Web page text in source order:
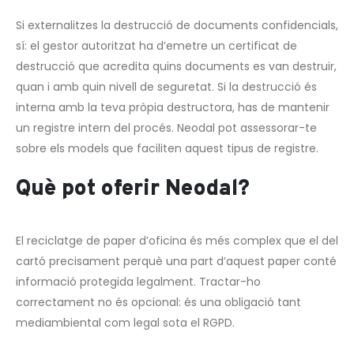
Si externalitzes la destrucció de documents confidencials,
sí: el gestor autoritzat ha d’emetre un certificat de
destrucció que acredita quins documents es van destruir,
quan i amb quin nivell de seguretat. Si la destrucció és
interna amb la teva pròpia destructora, has de mantenir
un registre intern del procés. Neodal pot assessorar-te
sobre els models que faciliten aquest tipus de registre.
Què pot oferir Neodal?
El reciclatge de paper d’oficina és més complex que el del
cartó precisament perquè una part d’aquest paper conté
informació protegida legalment. Tractar-ho
correctament no és opcional: és una obligació tant
mediambiental com legal sota el RGPD.